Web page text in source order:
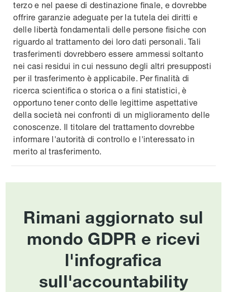
terzo e nel paese di destinazione finale, e dovrebbe
offrire garanzie adeguate per la tutela dei diritti e
delle libertà fondamentali delle persone fisiche con
riguardo al trattamento dei loro dati personali. Tali
trasferimenti dovrebbero essere ammessi soltanto
nei casi residui in cui nessuno degli altri presupposti
per il trasferimento è applicabile. Per finalità di
ricerca scientifica o storica o a fini statistici, è
opportuno tener conto delle legittime aspettative
della società nei confronti di un miglioramento delle
conoscenze. Il titolare del trattamento dovrebbe
informare l'autorità di controllo e l'interessato in
merito al trasferimento.
Rimani aggiornato sul
mondo GDPR e ricevi
l'infografica
sull'accountability